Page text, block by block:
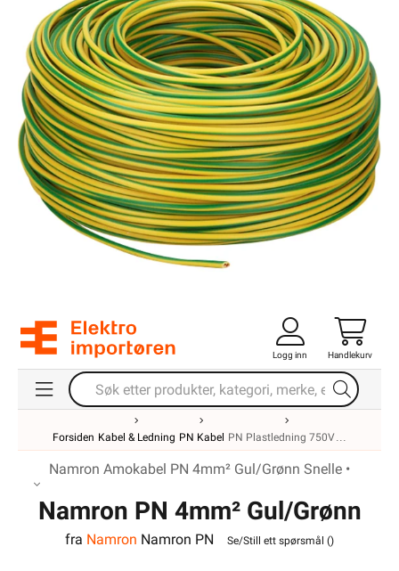
Logg inn Handlekurv
Forsiden Kabel & Ledning PN Kabel PN Plastledning 750V
Namron Amokabel PN 4mm² Gul/Grønn Snelle •
Namron PN 4mm² Gul/Grønn
Snelle
fra Namron Namron PN Se/Still ett spørsmål ()